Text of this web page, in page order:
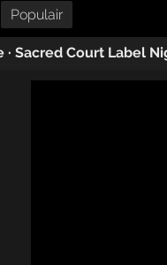
Populair
· Sacred Court Label